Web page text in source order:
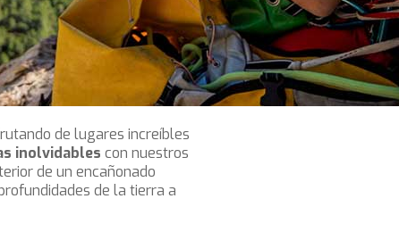
de lugares increíbles
inolvidables con nuestros
de un encañonado
de la tierra a